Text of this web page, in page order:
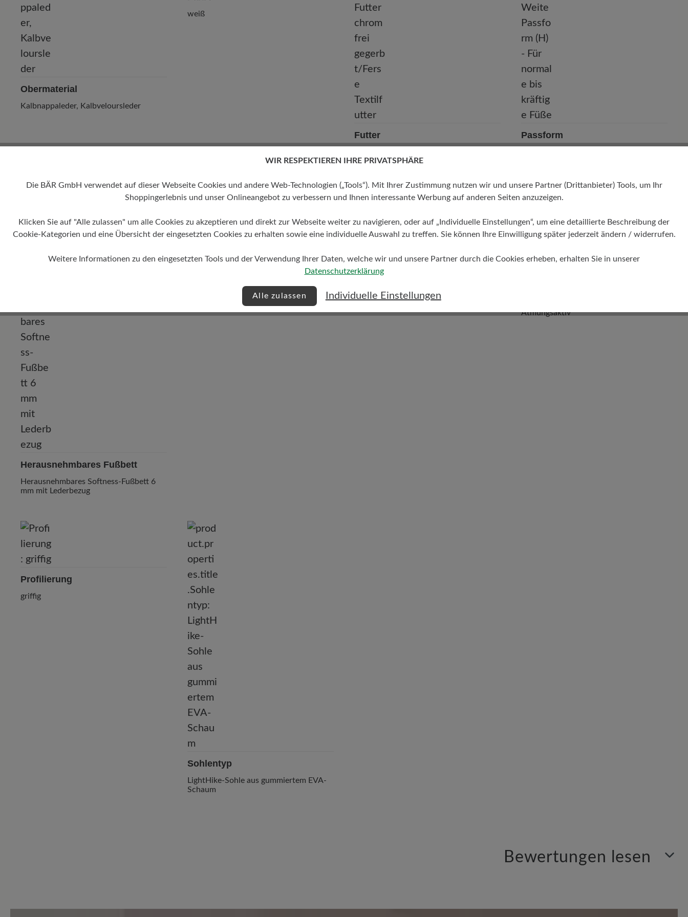
Obermaterial
Kalbnappaleder, Kalbveloursleder
weiß
Futter
gegerbt/Ferse Textilfutter
Passform
Herausnehmbares Fußbett
Herausnehmbares Softness-Fußbett 6
mm mit Lederbezug
Atmungsaktiv
Profilierung
griffig
Sohlentyp
LightHike-Sohle aus gummiertem EVA-
Schaum
Bewertungen lesen
WIR RESPEKTIEREN IHRE PRIVATSPHÄRE
Die BÄR GmbH verwendet auf dieser Webseite Cookies und andere Web-Technologien („Tools“). Mit Ihrer Zustimmung nutzen wir und unsere Partner (Drittanbieter) Tools, um Ihr
Shoppingerlebnis und unser Onlineangebot zu verbessern und Ihnen interessante Werbung auf anderen Seiten anzuzeigen.
Klicken Sie auf "Alle zulassen" um alle Cookies zu akzeptieren und direkt zur Webseite weiter zu navigieren, oder auf „Individuelle Einstellungen“, um eine detaillierte Beschreibung der
Cookie-Kategorien und eine Übersicht der eingesetzten Cookies zu erhalten sowie eine individuelle Auswahl zu treffen. Sie können Ihre Einwilligung später jederzeit ändern / widerrufen.
Weitere Informationen zu den eingesetzten Tools und der Verwendung Ihrer Daten, welche wir und unsere Partner durch die Cookies erheben, erhalten Sie in unserer
Datenschutzerklärung
Alle zulassen Individuelle Einstellungen